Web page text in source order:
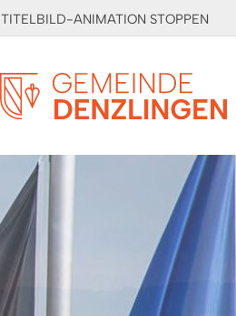
TITELBILD-ANIMATION STOPPEN